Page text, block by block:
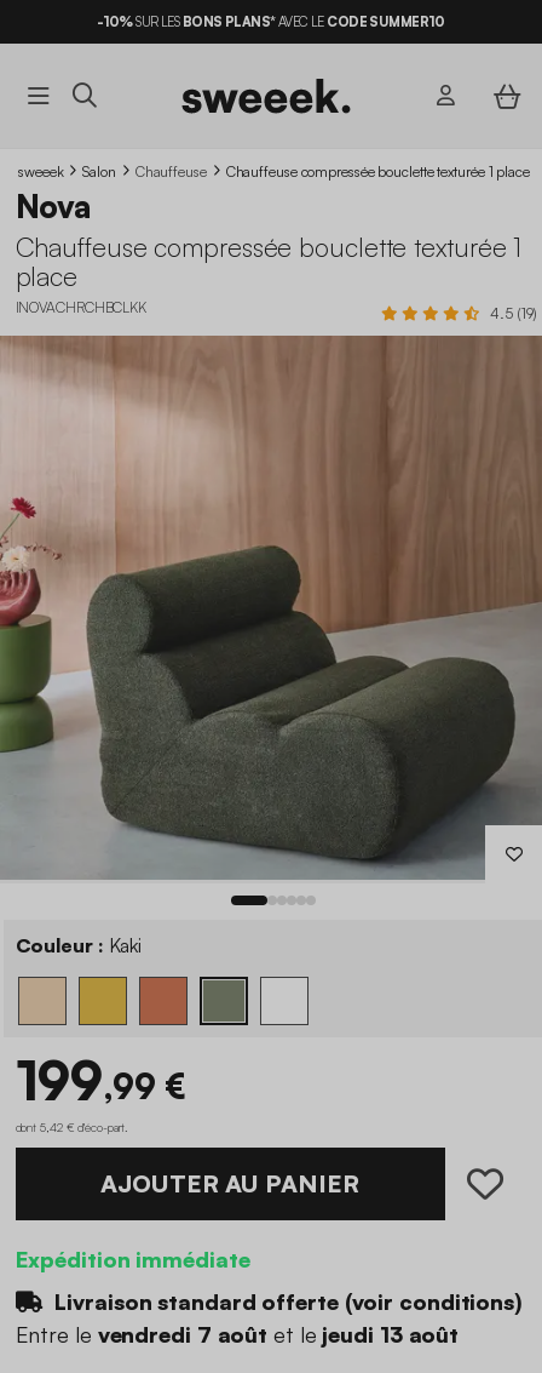
-10%SUR LES BONS PLANS*AVEC LE CODE SUMMER10
sweeek Salon Chauffeuse Chauffeuse compressée bouclette texturée 1 place
Nova
Chauffeuse compressée bouclette texturée 1
place
INOVACHRCHBCLKK 4.5 (19)
Couleur : Kaki
199,99 €
dont 5,42 € d'éco-part
AJOUTER AU PANIER
Expédition immédiate
Livraison standard offerte (voir conditions)
Entre le vendredi 7 août et le jeudi 13 août